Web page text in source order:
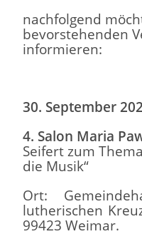
nachfolgend
bevorstehenden
informieren:
30. September
4. Salon Maria
Seifert zum
die Musik“
Ort:
lutherischen
99423 Weimar.